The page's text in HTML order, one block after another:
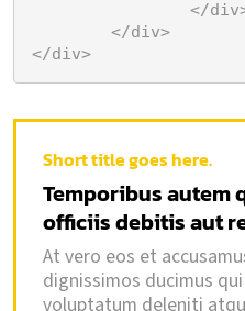
</div>
Short title goes here.
Temporibus autem
officiis debitis aut
At vero eos et
dignissimos ducimus
voluptatum deleniti